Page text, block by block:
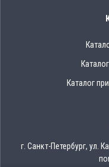
Каталог
г. Санкт-Петербург, ул.